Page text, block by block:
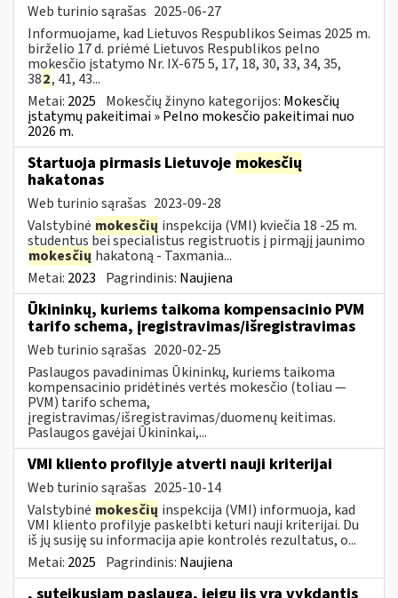
Web turinio sąrašas 2025-06-27
Informuojame, kad Lietuvos Respublikos Seimas 2025 m.
birželio 17 d. priėmė Lietuvos Respublikos pelno
mokesčio įstatymo Nr. IX-675 5, 17, 18, 30, 33, 34, 35,
382, 41, 43...
Metai: 2025 Mokesčių žinyno kategorijos: Mokesčių
įstatymų pakeitimai » Pelno mokesčio pakeitimai nuo
2026 m.
Startuoja pirmasis Lietuvoje mokesčių
hakatonas
Web turinio sąrašas 2023-09-28
Valstybinė mokesčių inspekcija (VMI) kviečia 18 -25 m.
studentus bei specialistus registruotis į pirmąjį jaunimo
mokesčių hakatoną - Taxmania...
Metai: 2023 Pagrindinis: Naujiena
Ūkininkų, kuriems taikoma kompensacinio PVM
tarifo schema, įregistravimas/išregistravimas
Web turinio sąrašas 2020-02-25
Paslaugos pavadinimas Ūkininkų, kuriems taikoma
kompensacinio pridėtinės vertės mokesčio (toliau —
PVM) tarifo schema,
įregistravimas/išregistravimas/duomenų keitimas.
Paslaugos gavėjai Ūkininkai,...
VMI kliento profilyje atverti nauji kriterijai
Web turinio sąrašas 2025-10-14
Valstybinė mokesčių inspekcija (VMI) informuoja, kad
VMI kliento profilyje paskelbti keturi nauji kriterijai. Du
iš jų susiję su informacija apie kontrolės rezultatus, o...
Metai: 2025 Pagrindinis: Naujiena
, suteikusiam paslaugą, jeigu jis yra vykdantis